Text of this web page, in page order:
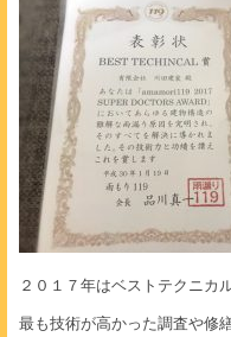
２０１７年はベストテクニカ
最も技術が高かった調査や修